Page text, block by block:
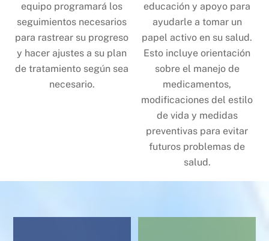
equipo programará los
seguimientos necesarios
para rastrear su progreso
y hacer ajustes a su plan
de tratamiento según sea
necesario.
educación y apoyo para
ayudarle a tomar un
papel activo en su salud.
Esto incluye orientación
sobre el manejo de
medicamentos,
modificaciones del estilo
de vida y medidas
preventivas para evitar
futuros problemas de
salud.